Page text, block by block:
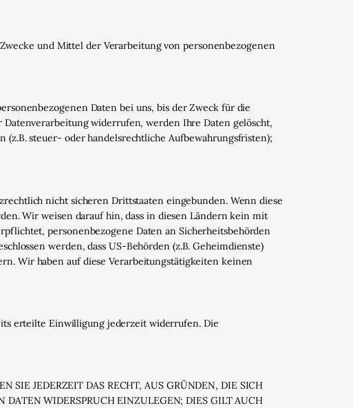
und Mittel der Verarbeitung von personenbezogenen
Daten bei uns, bis der Zweck für die
widerrufen, werden Ihre Daten gelöscht,
steuer- oder handelsrechtliche Aufbewahrungsfristen);
nicht sicheren Drittstaaten eingebunden. Wenn diese
Wir weisen darauf hin, dass in diesen Ländern kein mit
personenbezogene Daten an Sicherheitsbehörden
werden, dass US-Behörden (z.B. Geheimdienste)
Wir haben auf diese Verarbeitungstätigkeiten keinen
erteilte Einwilligung jederzeit widerrufen. Die
SIE JEDERZEIT DAS RECHT, AUS GRÜNDEN, DIE SICH
DATEN WIDERSPRUCH EINZULEGEN; DIES GILT AUCH